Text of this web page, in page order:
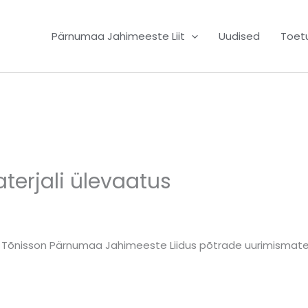
Pärnumaa Jahimeeste Liit Uudised
ülevaatus
Pärnumaa Jahimeeste Liidus põtrade